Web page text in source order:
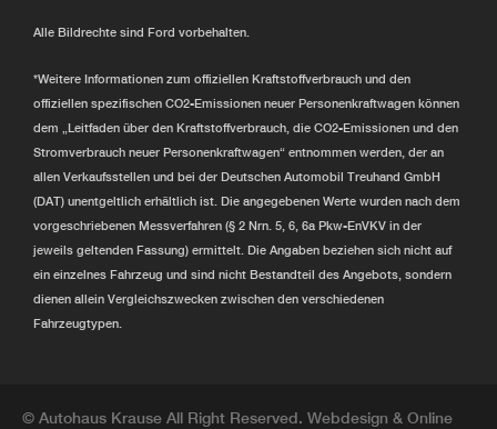
Alle Bildrechte sind Ford vorbehalten.
*Weitere Informationen zum offiziellen Kraftstoffverbrauch und den
offiziellen spezifischen CO2-Emissionen neuer Personenkraftwagen können
dem „Leitfaden über den Kraftstoffverbrauch, die CO2-Emissionen und den
Stromverbrauch neuer Personenkraftwagen“ entnommen werden, der an
allen Verkaufsstellen und bei der Deutschen Automobil Treuhand GmbH
(DAT) unentgeltlich erhältlich ist. Die angegebenen Werte wurden nach dem
vorgeschriebenen Messverfahren (§ 2 Nrn. 5, 6, 6a Pkw-EnVKV in der
jeweils geltenden Fassung) ermittelt. Die Angaben beziehen sich nicht auf
ein einzelnes Fahrzeug und sind nicht Bestandteil des Angebots, sondern
dienen allein Vergleichszwecken zwischen den verschiedenen
Fahrzeugtypen.
© Autohaus Krause All Right Reserved. Webdesign & Online